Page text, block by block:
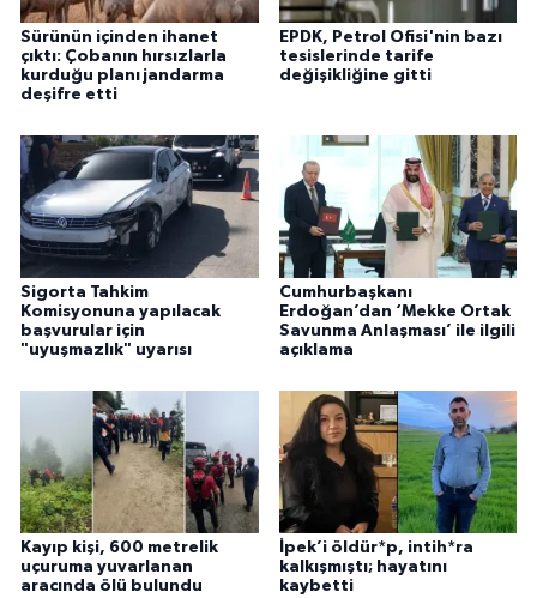
Sürünün içinden ihanet
çıktı: Çobanın hırsızlarla
kurduğu planı jandarma
deşifre etti
EPDK, Petrol Ofisi'nin bazı
tesislerinde tarife
değişikliğine gitti
Sigorta Tahkim
Komisyonuna yapılacak
başvurular için
"uyuşmazlık" uyarısı
Cumhurbaşkanı
Erdoğan’dan ‘Mekke Ortak
Savunma Anlaşması’ ile ilgili
açıklama
Kayıp kişi, 600 metrelik
uçuruma yuvarlanan
aracında ölü bulundu
İpek’i öldür*p, intih*ra
kalkışmıştı; hayatını
kaybetti